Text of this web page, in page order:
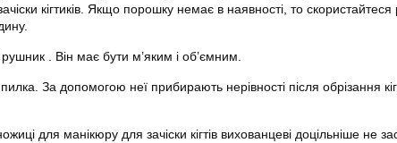
кігтиків. Якщо порошку немає в наявності, то
. Він має бути м’яким і об’ємним.
За допомогою неї прибирають нерівності після обрізання
для манікюру для зачіски кігтів вихованцеві доцільніше не